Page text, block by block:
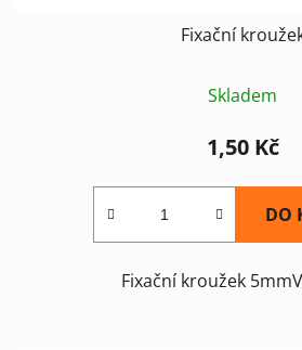
Fixační
Skladem
1,50 Kč
DO
Fixační kroužek